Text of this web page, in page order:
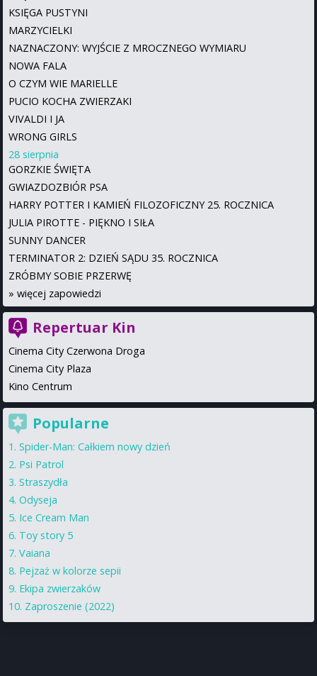
KSIĘGA PUSTYNI
MARZYCIELKI
NAZNACZONY: WYJŚCIE Z MROCZNEGO WYMIARU
NOWA FALA
O CZYM WIE MARIELLE
PUCIO KOCHA ZWIERZAKI
VIVALDI I JA
WRONG GIRLS
28 sierpnia
GORZKIE ŚWIĘTA
GWIAZDOZBIÓR PSA
HARRY POTTER I KAMIEŃ FILOZOFICZNY 25. ROCZNICA
JULIA PIROTTE - PIĘKNO I SIŁA
SUNNY DANCER
TERMINATOR 2: DZIEŃ SĄDU 35. ROCZNICA
ZRÓBMY SOBIE PRZERWĘ
» więcej zapowiedzi
Repertuar Kin
Cinema City Czerwona Droga
Cinema City Plaza
Kino Centrum
Popularne
Spider-Man: Całkiem nowy dzień
Psi Patrol
Straszydła
Odyseja
Ice Cream Man
Toy story 5
Vaiana
Pejzaż w kolorze sepii
Ekipa zwierzaków
Zaproszenie (2022)